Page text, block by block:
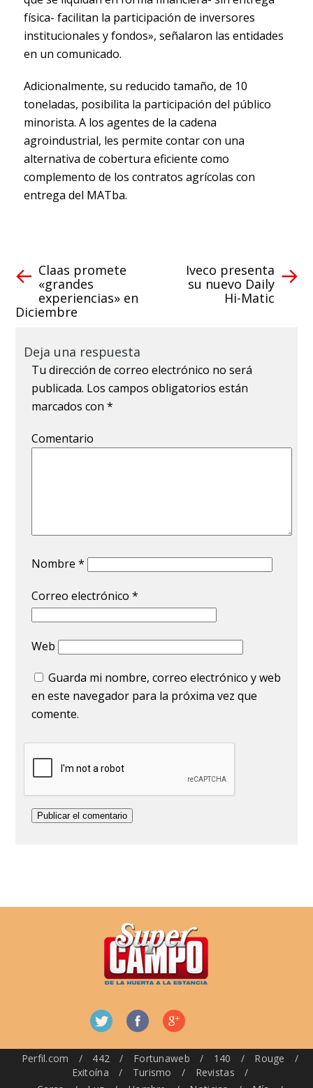
física- facilitan la participación de inversores
institucionales y fondos», señalaron las entidades
en un comunicado.
Adicionalmente, su reducido tamaño, de 10
toneladas, posibilita la participación del público
minorista. A los agentes de la cadena
agroindustrial, les permite contar con una
alternativa de cobertura eficiente como
complemento de los contratos agrícolas con
entrega del MATba.
Claas promete
«grandes
experiencias» en
Diciembre
Iveco presenta
su nuevo Daily
Hi-Matic
Deja una respuesta
Tu dirección de correo electrónico no será
publicada. Los campos obligatorios están
marcados con*
Comentario
Nombre*
Correo electrónico*
Web
Guarda mi nombre, correo electrónico y web
en este navegador para la próxima vez que
comente.
Perfil.com / 442 / Fortunaweb / 140 / Rouge
/
Exitoína
/ Turismo / Revistas
/